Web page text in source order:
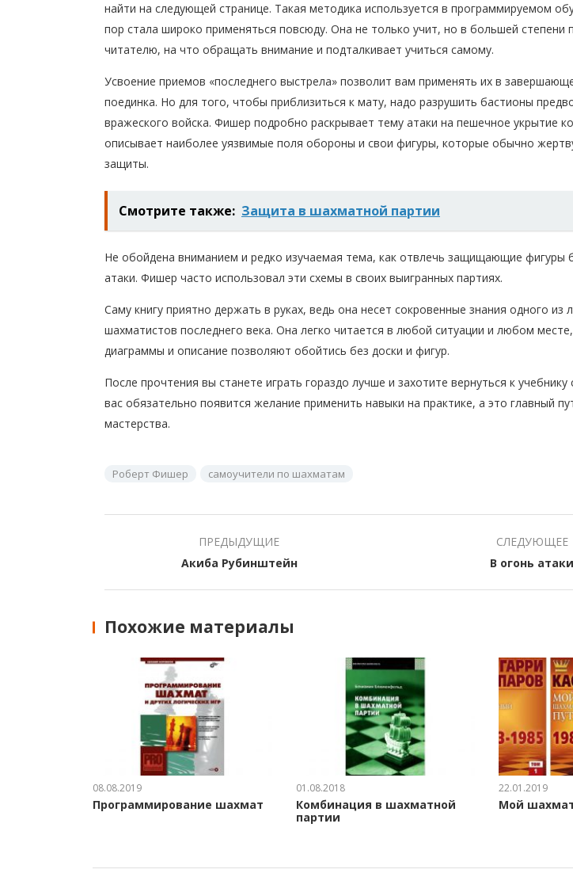
найти на следующей странице. Такая методика используется в программируемом
пор стала широко применяться повсюду. Она не только учит, но в большей степени
читателю, на что обращать внимание и подталкивает учиться самому.
Усвоение приемов «последнего выстрела» позволит вам применять их в
поединка. Но для того, чтобы приблизиться к мату, надо разрушить бастионы
вражеского войска. Фишер подробно раскрывает тему атаки на пешечное укрытие
описывает наиболее уязвимые поля обороны и свои фигуры, которые обычно
защиты.
Смотрите также: Защита в шахматной партии
Не обойдена вниманием и редко изучаемая тема, как отвлечь защищающие фигуры
атаки. Фишер часто использовал эти схемы в своих выигранных партиях.
Саму книгу приятно держать в руках, ведь она несет сокровенные знания одного из
шахматистов последнего века. Она легко читается в любой ситуации и любом
диаграммы и описание позволяют обойтись без доски и фигур.
После прочтения вы станете играть гораздо лучше и захотите вернуться к учебнику
вас обязательно появится желание применить навыки на практике, а это главный
мастерства.
Роберт Фишер самоучители по шахматам
ПРЕДЫДУЩИЕ
Акиба Рубинштейн
СЛЕДУЮЩЕЕ
В огонь атаки
Похожие материалы
08.08.2019
Программирование шахмат
01.08.2018
Комбинация в шахматной
партии
22.01.2019
Мой